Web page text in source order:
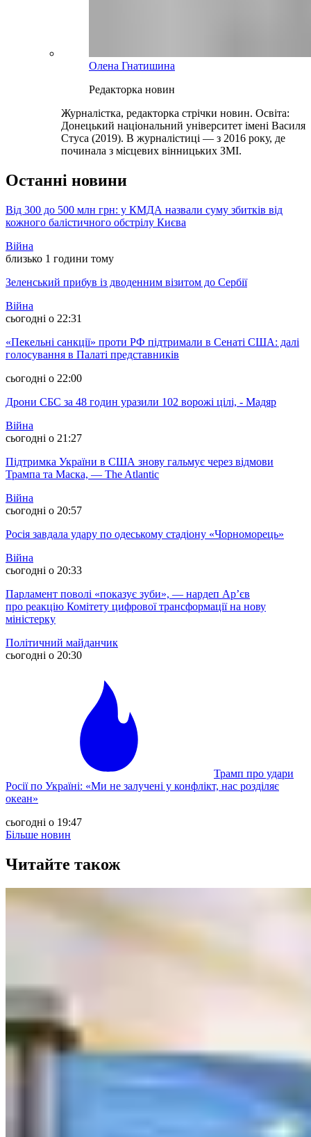
Олена Гнатишина
Редакторка новин
Журналістка, редакторка стрічки новин. Освіта:
Донецький національний університет імені Василя
Стуса (2019). В журналістиці — з 2016 року, де
починала з місцевих вінницьких ЗМІ.
Останні новини
Від 300 до 500 млн грн: у КМДА назвали суму збитків від
кожного балістичного обстрілу Києва
Війна
близько 1 години тому
Зеленський прибув із дводенним візитом до Сербії
Війна
сьогодні о 22:31
«Пекельні санкції» проти РФ підтримали в Сенаті США: далі
голосування в Палаті представників
сьогодні о 22:00
Дрони СБС за 48 годин уразили 102 ворожі цілі, - Мадяр
Війна
сьогодні о 21:27
Підтримка України в США знову гальмує через відмови
Трампа та Маска, — The Atlantic
Війна
сьогодні о 20:57
Росія завдала удару по одеському стадіону «Чорноморець»
Війна
сьогодні о 20:33
Парламент поволі «показує зуби», — нардеп Ар’єв
про реакцію Комітету цифрової трансформації на нову
міністерку
Політичний майданчик
сьогодні о 20:30
Трамп про удари
Росії по Україні: «Ми не залучені у конфлікт, нас розділяє
океан»
сьогодні о 19:47
Більше новин
Читайте також